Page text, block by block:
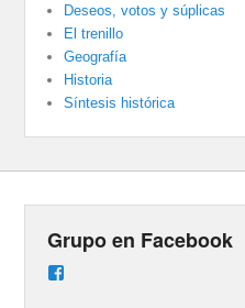
Deseos, votos y súplicas
El trenillo
Geografía
Historia
Síntesis histórica
Grupo en Facebook